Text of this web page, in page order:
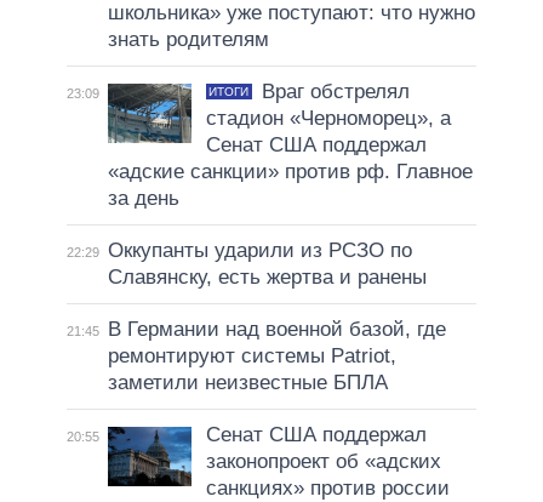
школьника» уже поступают: что нужно
знать родителям
23:09 ИТОГИ
Враг обстрелял
стадион «Черноморец», а
Сенат США поддержал
«адские санкции» против рф. Главное
за день
22:29 Оккупанты ударили из РСЗО по
Славянску, есть жертва и ранены
21:45
В Германии над военной базой, где
ремонтируют системы Patriot,
заметили неизвестные БПЛА
20:55
Сенат США поддержал
законопроект об «адских
санкциях» против россии